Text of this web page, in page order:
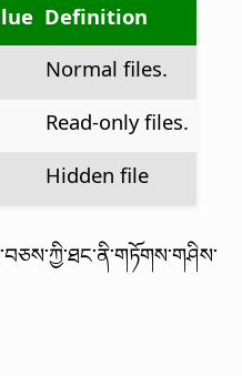
Definition
Normal files.
Read-only files.
Hidden file